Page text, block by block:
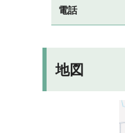
電話
地図